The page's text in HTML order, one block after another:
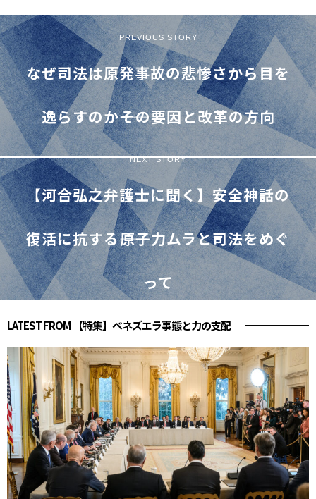
PREVIOUS STORY
なぜ司法は原発事故の悲惨さから目を
逸らすのか――その要因と改革の方向
NEXT STORY
【河合弘之弁護士に聞く】安全神話の
復活に抗する――原子力ムラと司法をめぐ
って
LATEST FROM 【特集】ベネズエラ事態と力の支配